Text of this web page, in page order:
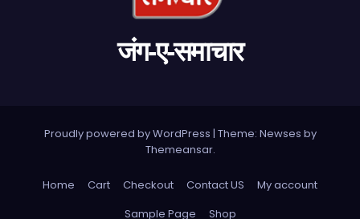
जंग-ए-समाचार
Proudly powered by WordPress | Theme: Newses by
Themeansar.
Home Cart Checkout Contact US
My account
Sample Page
Shop